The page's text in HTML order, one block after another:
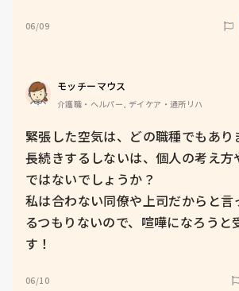
06/09
モッチーマウス
介護職・ヘルパー, デイケア・通所リハ
緊張した空気は、どの職種でもあり
長続きするしないは、個人の考え方
ではないでしょうか？
私は合わない同僚や上司だからと言
るつもりないので、喧嘩になろうと
す！
06/10